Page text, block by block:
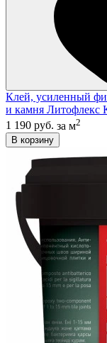
Клей, усиленный
и камня Литофлекс
1 190 руб. за м2
В корзину